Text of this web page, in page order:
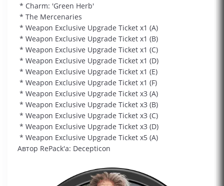
* Charm: 'Green Herb'
* The Mercenaries
* Weapon Exclusive Upgrade Ticket x1 (A)
* Weapon Exclusive Upgrade Ticket x1 (B)
* Weapon Exclusive Upgrade Ticket x1 (C)
* Weapon Exclusive Upgrade Ticket x1 (D)
* Weapon Exclusive Upgrade Ticket x1 (E)
* Weapon Exclusive Upgrade Ticket x1 (F)
* Weapon Exclusive Upgrade Ticket x3 (A)
* Weapon Exclusive Upgrade Ticket x3 (B)
* Weapon Exclusive Upgrade Ticket x3 (C)
* Weapon Exclusive Upgrade Ticket x3 (D)
* Weapon Exclusive Upgrade Ticket x5 (A)
Автор RePack'a: Decepticon